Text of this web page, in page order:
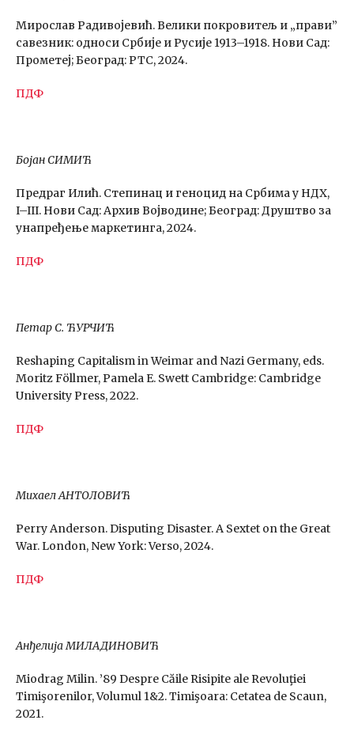
Мирослав Радивојевић. Велики покровитељ и „прави”
савезник: односи Србије и Русије 1913–1918. Нови Сад:
Прометеј; Београд: РТС, 2024.
ПДФ
Бојан СИМИЋ
Предраг Илић. Степинац и геноцид на Србима у НДХ,
I–III. Нови Сад: Архив Војводине; Београд: Друштво за
унапређење маркетинга, 2024.
ПДФ
Петар С. ЋУРЧИЋ
Reshaping Capitalism in Weimar and Nazi Germany, eds.
Moritz Föllmer, Pamela E. Swett Cambridge: Cambridge
University Press, 2022.
ПДФ
Михаел АНТОЛОВИЋ
Perry Anderson. Disputing Disaster. A Sextet on the Great
War. London, New York: Verso, 2024.
ПДФ
Анђелија МИЛАДИНОВИЋ
Miodrag Milin. ’89 Despre Căile Risipite ale Revoluţiei
Timişorenilor, Volumul 1&2. Timişoara: Cetatea de Scaun,
2021.